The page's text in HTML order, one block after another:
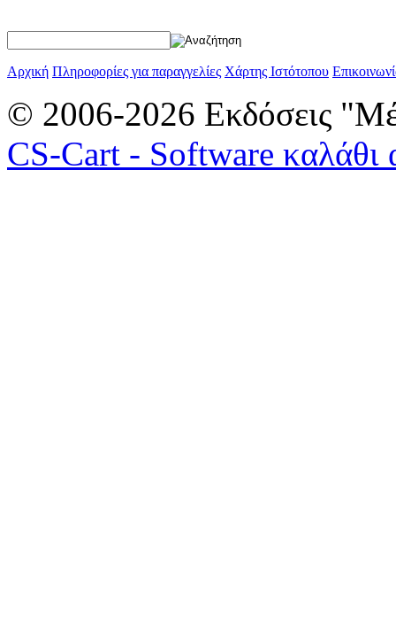
Αρχική Πληροφορίες για παραγγελίες Χάρτης Ιστότοπου
© 2006-2026 Εκδόσεις
CS-Cart - Software καλάθι